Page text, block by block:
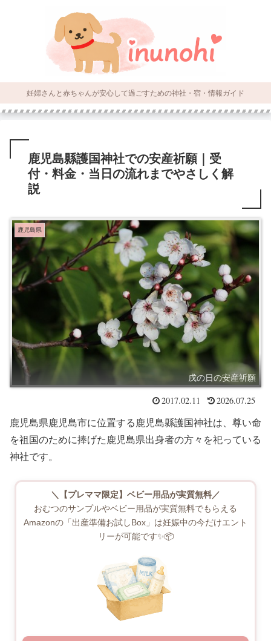
妊婦さんと赤ちゃんが安心して過ごすための神社・宿・情報ガイド
鹿児島縣護国神社での安産祈願｜受
付・料金・当日の流れまでやさしく解
説
鹿児島県
戌の日の安産祈願
2017.02.11 2026.07.25
鹿児島県鹿児島市に位置する鹿児島縣護国神社は、尊い命
を祖国のために捧げた鹿児島県出身者の方々を祀っている
神社です。
＼【プレママ限定】ベビー用品が実質無料／
おむつのサンプルやベビー用品が実質無料でもらえる
Amazonの「出産準備お試しBox」は妊娠中の今だけエント
リーが可能です✨📦